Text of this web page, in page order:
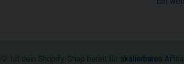
💡 Ist dein Shopify-Shop bereit für skalierbares